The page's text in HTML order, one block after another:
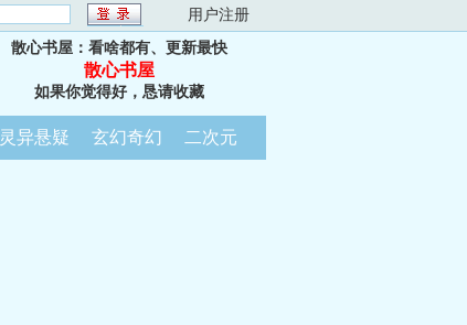
用户注册
散心书屋：看啥都有、更新最快
散心书屋
如果你觉得好，恳请收藏
灵异悬疑 玄幻奇幻 二次元